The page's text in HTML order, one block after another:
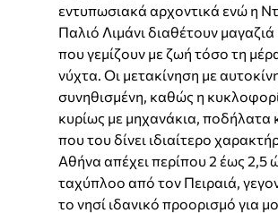
εντυπωσιακά αρχοντικά ενώ η
Παλιό Λιμάνι διαθέτουν μαγαζιά
που γεμίζουν με ζωή τόσο τη
νύχτα. Οι μετακίνηση με
συνηθισμένη, καθώς η
κυρίως με μηχανάκια, ποδήλατα
που του δίνει ιδιαίτερο
Αθήνα απέχει περίπου 2 έως 2,5
ταχύπλοο από τον Πειραιά,
το νησί ιδανικό προορισμό για